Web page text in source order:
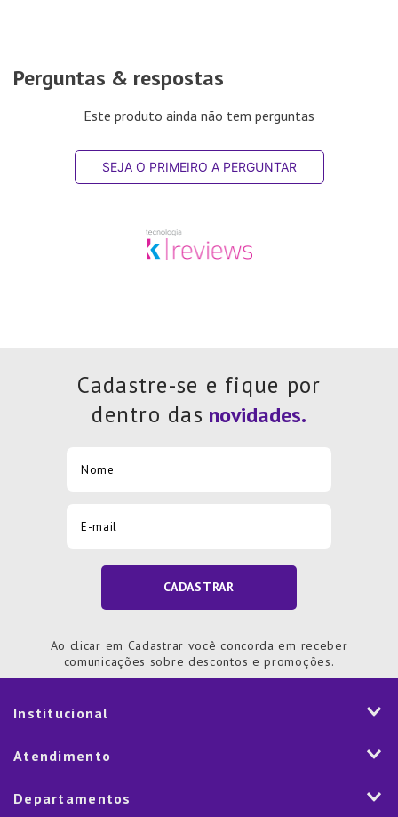
Perguntas & respostas
Este produto ainda não tem perguntas
SEJA O PRIMEIRO A PERGUNTAR
Cadastre-se e fique por
dentro das
CADASTRAR
Ao clicar em Cadastrar você concorda em receber
comunicações sobre descontos e promoções.
Institucional
História
Nossas Lojas
Atendimento
Departamentos